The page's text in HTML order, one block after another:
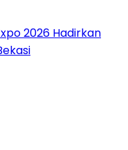
2026 Hadirkan